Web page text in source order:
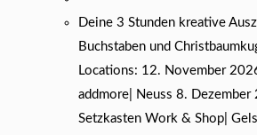
Deine 3 Stunden kreative
Buchstaben und
Locations: 12. November
addmore| Neuss 8. Dezember
Setzkasten Work & Shop|